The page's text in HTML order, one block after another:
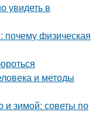
увидеть в
почему физическая
и методы
и зимой: советы по